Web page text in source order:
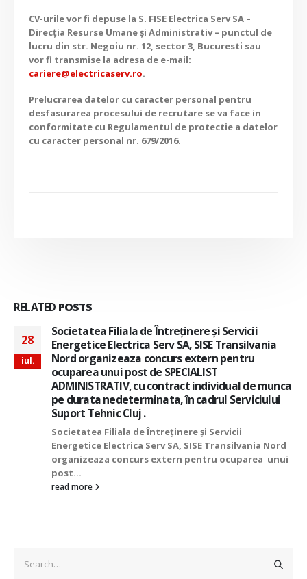
CV-urile vor fi depuse la S. FISE Electrica Serv SA –
Direcția Resurse Umane și Administrativ – punctul de
lucru din str. Negoiu nr. 12, sector 3, Bucuresti sau
vor fi transmise la adresa de e-mail:
cariere@electricaserv.ro.
Prelucrarea datelor cu caracter personal pentru
desfasurarea procesului de recrutare se va face in
conformitate cu Regulamentul de protectie a datelor
cu caracter personal nr. 679/2016.
RELATED POSTS
28
iul.
Societatea Filiala de Întreţinere şi Servicii
Energetice Electrica Serv SA, SISE Transilvania
Nord organizeaza concurs extern pentru
ocuparea unui post de SPECIALIST
ADMINISTRATIV, cu contract individual de munca
pe durata nedeterminata, în cadrul Serviciului
Suport Tehnic Cluj .
Societatea Filiala de Întreţinere şi Servicii
Energetice Electrica Serv SA, SISE Transilvania Nord
organizeaza concurs extern pentru ocuparea unui
post...
read more